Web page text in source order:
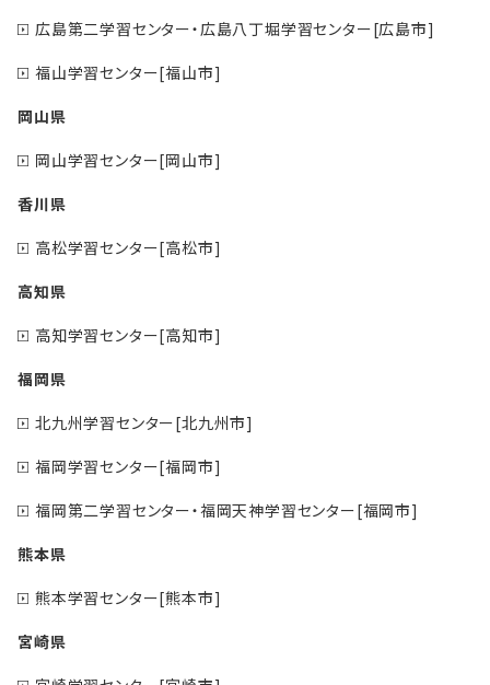
広島第二学習センター・広島八丁堀学習センター[広島市]
福山学習センター[福山市]
岡山県
岡山学習センター[岡山市]
香川県
高松学習センター[高松市]
高知県
高知学習センター[高知市]
福岡県
北九州学習センター[北九州市]
福岡学習センター[福岡市]
福岡第二学習センター・福岡天神学習センター[福岡市]
熊本県
熊本学習センター[熊本市]
宮崎県